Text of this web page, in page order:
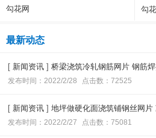
勾花网 勾
最新动态
[ 新闻资讯 ] 桥梁浇筑冷轧钢筋网片 钢筋焊
发布时间：2022/2/28 点击数：72525
[ 新闻资讯 ] 地坪做硬化面浇筑铺钢丝网片
发布时间：2022/2/27 点击数：75081